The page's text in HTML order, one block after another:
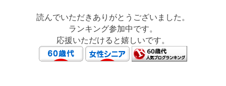
読んでいただきありがとうございました。
ランキング参加中です。
応援いただけると嬉しいです。